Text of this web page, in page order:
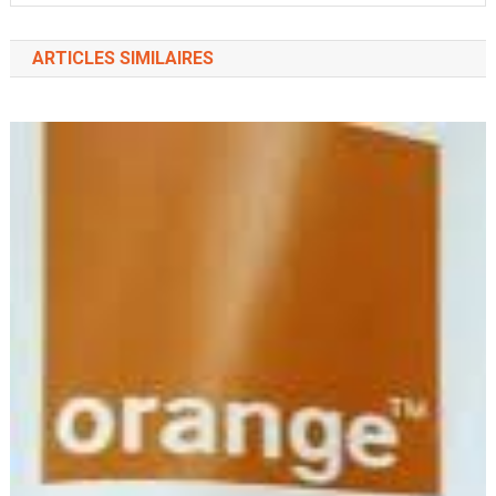
ARTICLES SIMILAIRES